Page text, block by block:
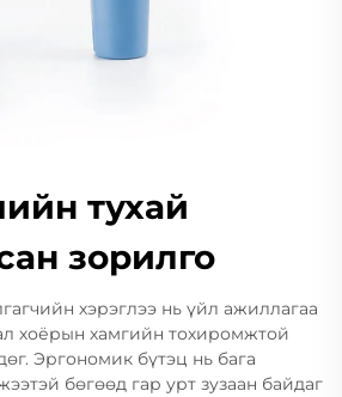
тухай
зорилго
хэрэглээ нь үйл ажиллагаа
хоёрын хамгийн тохиромжтой
Эргономик бүтэц нь бага
бөгөөд гар урт зузаан байдаг